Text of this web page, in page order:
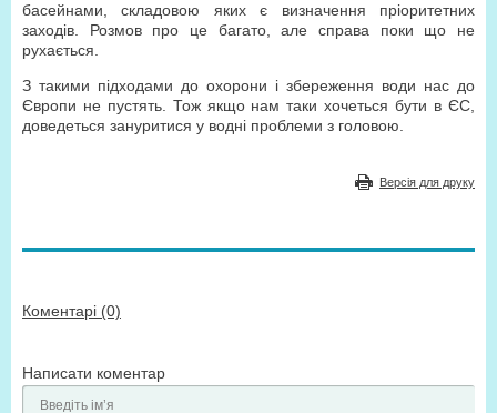
басейнами, складовою яких є визначення пріоритетних
заходів. Розмов про це багато, але справа поки що не
рухається.
З такими підходами до охорони і збереження води нас до
Європи не пустять. Тож якщо нам таки хочеться бути в ЄС,
доведеться зануритися у водні проблеми з головою.
Версія для друку
Коментарі (0)
Написати коментар